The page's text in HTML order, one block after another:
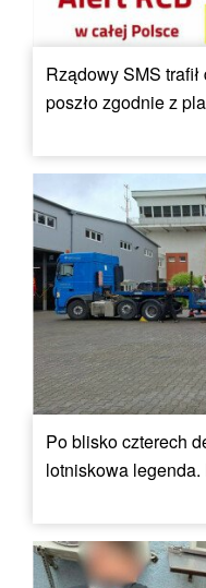
Rządowy SMS
poszło zgodnie z
Po blisko czterech
lotniskowa legenda.